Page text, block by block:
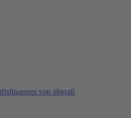
von überall